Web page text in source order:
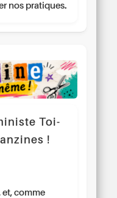
nos pratiques.
Toi-
!
et, comme